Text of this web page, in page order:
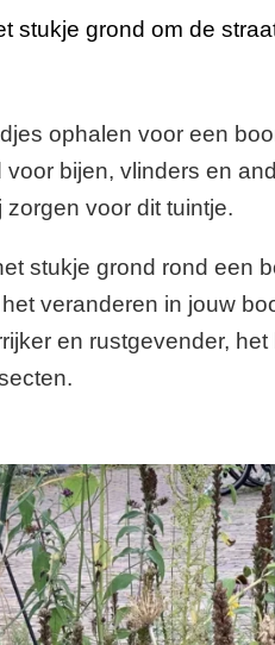
stukje grond om de
ophalen voor een
bijen, vlinders en
voor dit tuintje.
stukje grond rond een
veranderen in jouw
en rustgevender,